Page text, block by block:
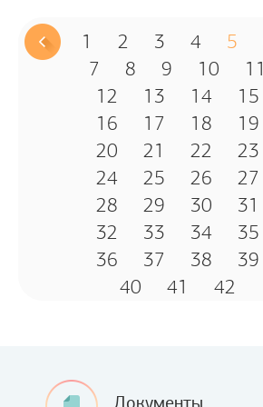
1 2 3 4 5
7
8 9 10
11
12
13 14
15
16
17 18
19
20
21 22
23
24
25 26
27
28
29 30
31
32
33 34
35
36
37 38
39
40
41 42